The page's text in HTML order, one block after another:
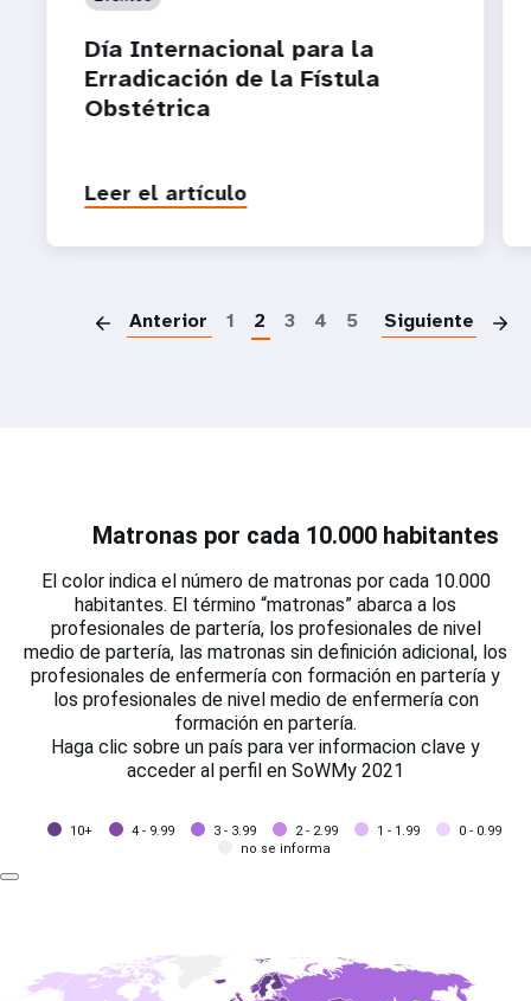
Día Internacional para la
Erradicación de la Fístula
Obstétrica
Leer el artículo
Anterior 1 2 3 4 5 Siguiente
Matronas por cada 10.000 habitantes
El color indica el número de matronas por cada 10.000
habitantes. El término “matronas” abarca a los
profesionales de partería, los profesionales de nivel
medio de partería, las matronas sin definición adicional, los
profesionales de enfermería con formación en partería y
los profesionales de nivel medio de enfermería con
formación en partería.
Haga clic sobre un país para ver informacion clave y
acceder al perfil en SoWMy 2021
10+ 4 - 9.99 3 - 3.99 2 - 2.99 1 - 1.99
0 - 0.99
no se informa